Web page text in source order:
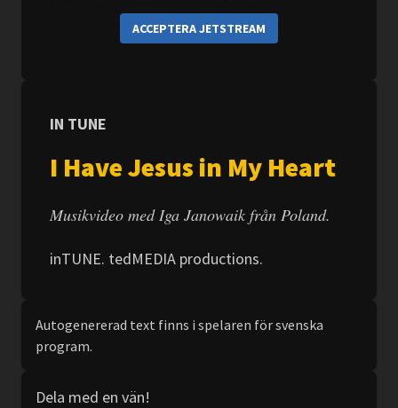
ACCEPTERA JETSTREAM
IN TUNE
I Have Jesus in My Heart
Musikvideo med Iga Janowaik från Poland.
inTUNE. tedMEDIA productions.
Autogenererad text finns i spelaren för svenska
program.
Dela med en vän!